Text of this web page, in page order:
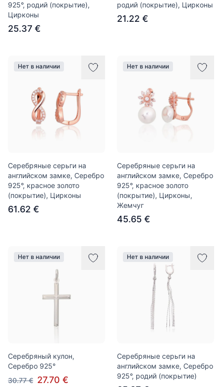
925°, родий (покрытие),
Цирконы
25.37 €
родий (покрытие), Цирконы
21.22 €
Нет в наличии
Серебряные серьги на
английском замке, Серебро
925°, красное золото
(покрытие), Цирконы
61.62 €
Нет в наличии
Серебряные серьги на
английском замке, Серебро
925°, красное золото
(покрытие), Цирконы,
Жемчуг
45.65 €
Нет в наличии
Серебряный кулон,
Серебро 925°
30.77 € 27.70 €
Нет в наличии
Серебряные серьги на
английском замке, Серебро
925°, родий (покрытие)